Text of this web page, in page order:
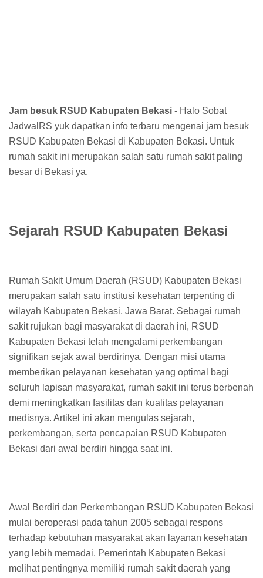
Jam besuk RSUD Kabupaten Bekasi - Halo Sobat
JadwalRS yuk dapatkan info terbaru mengenai jam besuk
RSUD Kabupaten Bekasi di Kabupaten Bekasi. Untuk
rumah sakit ini merupakan salah satu rumah sakit paling
besar di Bekasi ya.
Sejarah RSUD Kabupaten Bekasi
Rumah Sakit Umum Daerah (RSUD) Kabupaten Bekasi
merupakan salah satu institusi kesehatan terpenting di
wilayah Kabupaten Bekasi, Jawa Barat. Sebagai rumah
sakit rujukan bagi masyarakat di daerah ini, RSUD
Kabupaten Bekasi telah mengalami perkembangan
signifikan sejak awal berdirinya. Dengan misi utama
memberikan pelayanan kesehatan yang optimal bagi
seluruh lapisan masyarakat, rumah sakit ini terus berbenah
demi meningkatkan fasilitas dan kualitas pelayanan
medisnya. Artikel ini akan mengulas sejarah,
perkembangan, serta pencapaian RSUD Kabupaten
Bekasi dari awal berdiri hingga saat ini.
Awal Berdiri dan Perkembangan RSUD Kabupaten Bekasi
mulai beroperasi pada tahun 2005 sebagai respons
terhadap kebutuhan masyarakat akan layanan kesehatan
yang lebih memadai. Pemerintah Kabupaten Bekasi
melihat pentingnya memiliki rumah sakit daerah yang